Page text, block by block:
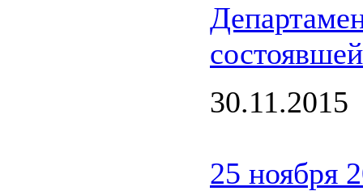
30.11.2015
25 ноября